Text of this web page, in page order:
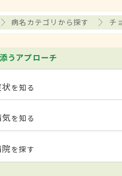
病名カテゴリから探す チ
うアプローチ
を知る
を知る
を探す